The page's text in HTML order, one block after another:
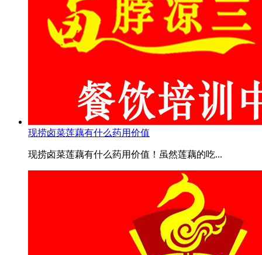
现捞卤菜莲藕有什么药用价值
现捞卤菜莲藕有什么药用价值！虽然莲藕的吃...